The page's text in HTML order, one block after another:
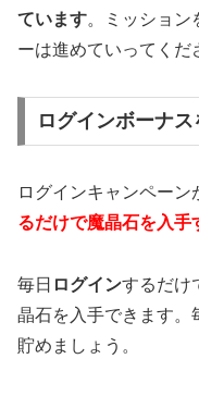
ています。ミッション
ーは進めていってくだ
ログインボーナ
ログインキャンペーン
るだけで魔晶石を入手
毎日 ログインするだけ
晶石を入手できます。
貯めましょう。